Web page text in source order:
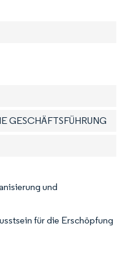
GESCHÄFTSFÜHRUNG
und
für die Erschöpfung